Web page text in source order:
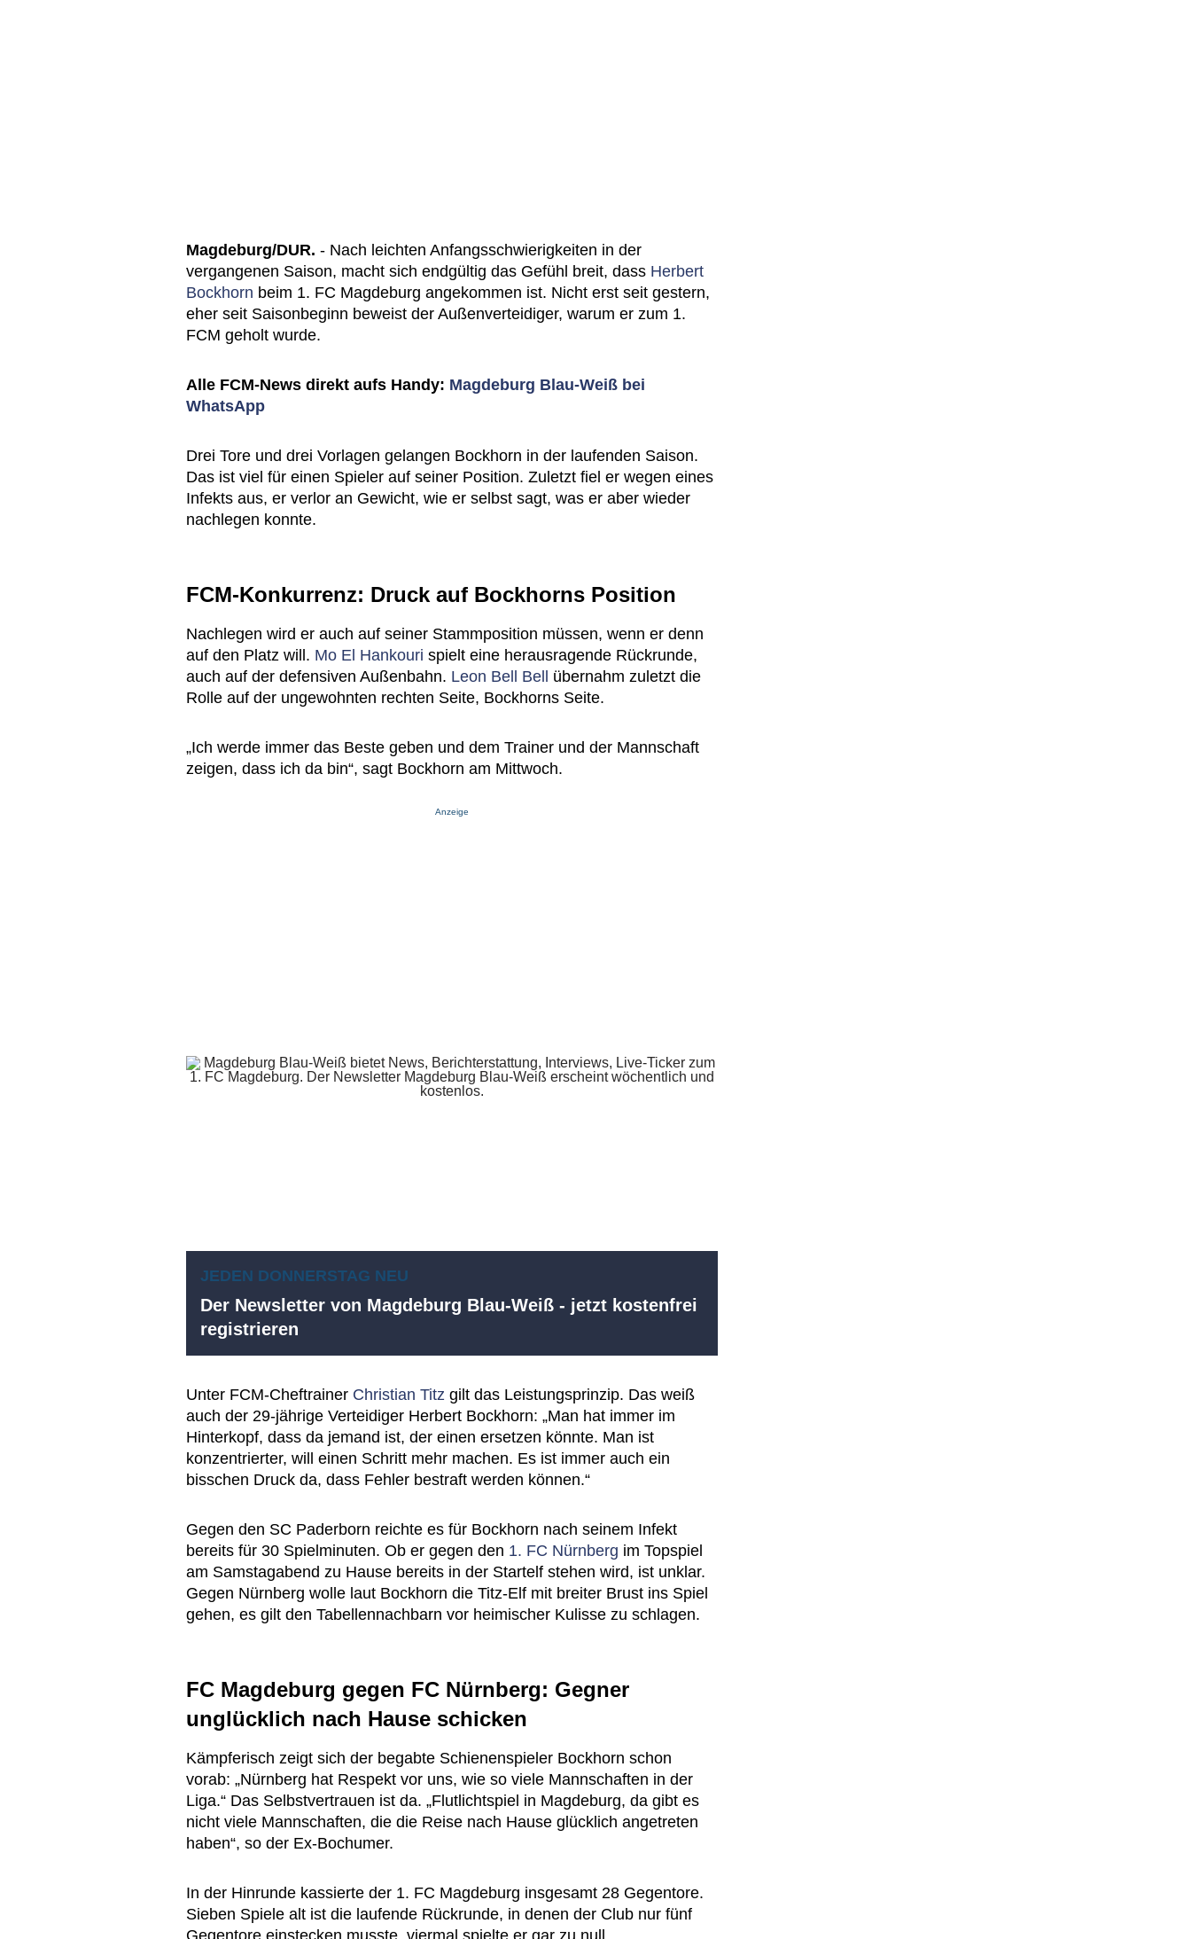
Magdeburg/DUR. - Nach leichten Anfangsschwierigkeiten in der
vergangenen Saison, macht sich endgültig das Gefühl breit, dass Herbert
Bockhorn beim 1. FC Magdeburg angekommen ist. Nicht erst seit gestern,
eher seit Saisonbeginn beweist der Außenverteidiger, warum er zum 1.
FCM geholt wurde.
Alle FCM-News direkt aufs Handy: Magdeburg Blau-Weiß bei
WhatsApp
Drei Tore und drei Vorlagen gelangen Bockhorn in der laufenden Saison.
Das ist viel für einen Spieler auf seiner Position. Zuletzt fiel er wegen eines
Infekts aus, er verlor an Gewicht, wie er selbst sagt, was er aber wieder
nachlegen konnte.
FCM-Konkurrenz: Druck auf Bockhorns Position
Nachlegen wird er auch auf seiner Stammposition müssen, wenn er denn
auf den Platz will. Mo El Hankouri spielt eine herausragende Rückrunde,
auch auf der defensiven Außenbahn. Leon Bell Bell
übernahm zuletzt die
Rolle auf der ungewohnten rechten Seite, Bockhorns Seite.
„Ich werde immer das Beste geben und dem Trainer und der Mannschaft
zeigen, dass ich da bin“, sagt Bockhorn am Mittwoch.
Anzeige
JEDEN DONNERSTAG NEU
Der Newsletter von Magdeburg Blau-Weiß - jetzt kostenfrei
registrieren
Unter FCM-Cheftrainer Christian Titz gilt das Leistungsprinzip. Das weiß
auch der 29-jährige Verteidiger Herbert Bockhorn: „Man hat immer im
Hinterkopf, dass da jemand ist, der einen ersetzen könnte. Man ist
konzentrierter, will einen Schritt mehr machen. Es ist immer auch ein
bisschen Druck da, dass Fehler bestraft werden können.“
Gegen den SC Paderborn reichte es für Bockhorn nach seinem Infekt
bereits für 30 Spielminuten. Ob er gegen den 1. FC Nürnberg im Topspiel
am Samstagabend zu Hause bereits in der Startelf stehen wird, ist unklar.
Gegen Nürnberg wolle laut Bockhorn die Titz-Elf mit breiter Brust ins Spiel
gehen, es gilt den Tabellennachbarn vor heimischer Kulisse zu schlagen.
FC Magdeburg gegen FC Nürnberg: Gegner
unglücklich nach Hause schicken
Kämpferisch zeigt sich der begabte Schienenspieler Bockhorn schon
vorab: „Nürnberg hat Respekt vor uns, wie so viele Mannschaften in der
Liga.“ Das Selbstvertrauen ist da. „Flutlichtspiel in Magdeburg, da gibt es
nicht viele Mannschaften, die die Reise nach Hause glücklich angetreten
haben“, so der Ex-Bochumer.
In der Hinrunde kassierte der 1. FC Magdeburg insgesamt 28 Gegentore.
Sieben Spiele alt ist die laufende Rückrunde, in denen der Club nur fünf
Gegentore einstecken musste, viermal spielte er gar zu null.